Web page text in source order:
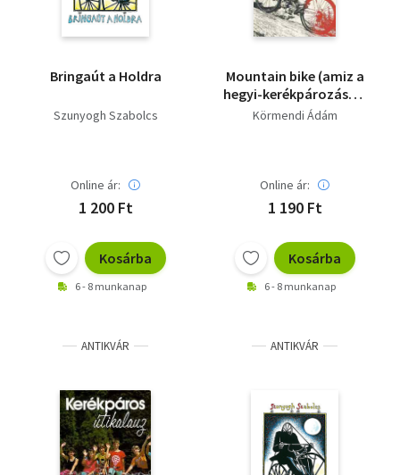
Bringaút a Holdra
Szunyogh Szabolcs
Online ár:
1 200 Ft
Kosárba
6 - 8 munkanap
Mountain bike (amiz a
hegyi-kerékpározásról
tudni kell)
Körmendi Ádám
Online ár:
1 190 Ft
Kosárba
6 - 8 munkanap
ANTIKVÁR ANTIKVÁR